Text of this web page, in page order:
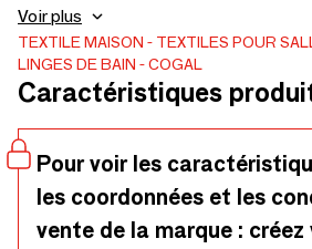
MADE IN ITALY, serviette éponge
disponible en 40 couleurs.
Voir plus
TEXTILE MAISON TEXTILES POUR
LINGES DE BAIN
COGAL
Caractéristiques
Pour voir les
les coordonnées et les
vente de la marque : créez